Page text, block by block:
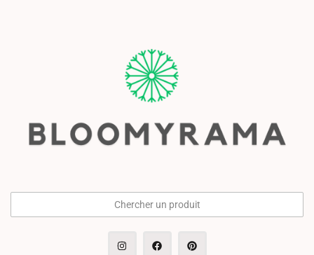
Chercher un produit